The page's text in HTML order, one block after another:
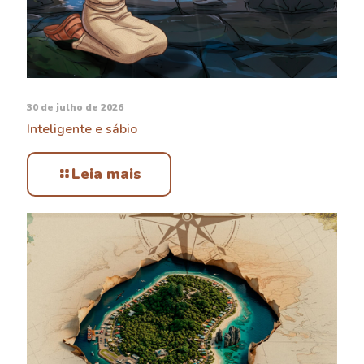
30 de julho de 2026
Inteligente e sábio
Leia mais